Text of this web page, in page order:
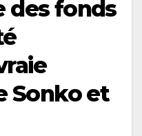
des fonds
Sonko et